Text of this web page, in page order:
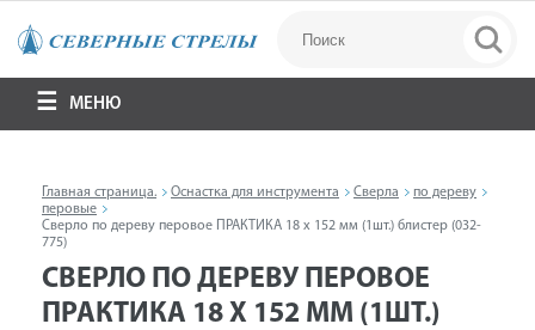
МЕНЮ
Главная страница. Оснастка для инструмента Сверла
по дереву
перовые
Сверло по дереву перовое ПРАКТИКА 18 х 152 мм (1шт.) блистер (032-
775)
СВЕРЛО ПО ДЕРЕВУ ПЕРОВОЕ
ПРАКТИКА 18 Х 152 ММ (1ШТ.)